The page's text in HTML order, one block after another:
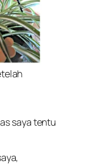
saya tentu